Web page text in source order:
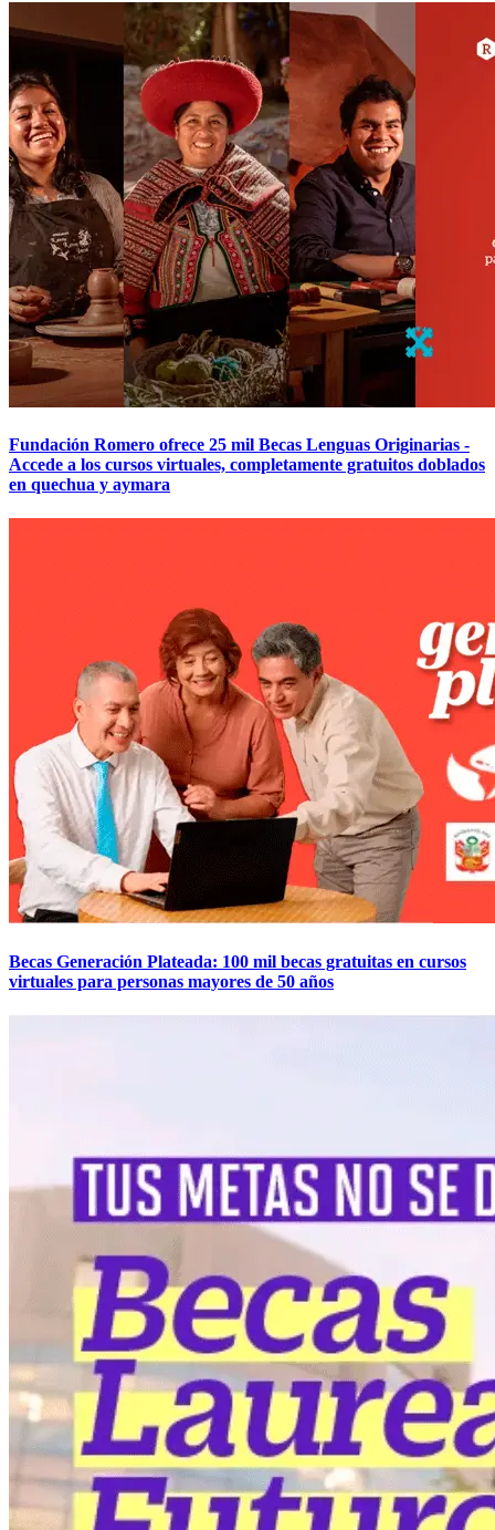
Fundación Romero ofrece 25 mil Becas Lenguas Originarias -
Accede a los cursos virtuales, completamente gratuitos doblados
en quechua y aymara
Becas Generación Plateada: 100 mil becas gratuitas en cursos
virtuales para personas mayores de 50 años